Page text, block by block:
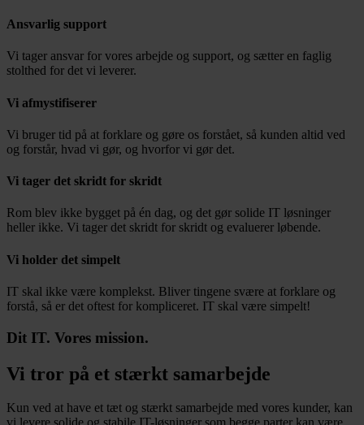
Ansvarlig support
Vi tager ansvar for vores arbejde og support, og sætter en faglig
stolthed for det vi leverer.
Vi afmystifiserer
Vi bruger tid på at forklare og gøre os forstået, så kunden altid ved
og forstår, hvad vi gør, og hvorfor vi gør det.
Vi tager det skridt for skridt
Rom blev ikke bygget på én dag, og det gør solide IT løsninger
heller ikke. Vi tager det skridt for skridt og evaluerer løbende.
Vi holder det simpelt
IT skal ikke være komplekst. Bliver tingene svære at forklare og
forstå, så er det oftest for kompliceret. IT skal være simpelt!
Dit IT. Vores mission.
Vi tror på et stærkt samarbejde
Kun ved at have et tæt og stærkt samarbejde med vores kunder, kan